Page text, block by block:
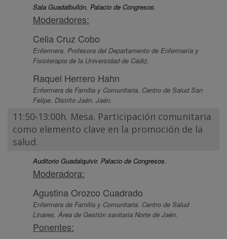
Sala Guadalbullón. Palacio de Congresos.
Moderadores:
Celia Cruz Cobo
Enfermera. Profesora del Departamento de Enfermería y
Fisioterapia de la Universidad de Cádiz.
Raquel Herrero Hahn
Enfermera de Familia y Comunitaria. Centro de Salud San
Felipe. Distrito Jaén. Jaén.
11:50-13:00h. Mesa. Participación comunitaria
como elemento clave en la promoción de la
salud.
Auditorio Guadalquivir. Palacio de Congresos.
Moderadora:
Agustina Orozco Cuadrado
Enfermera de Familia y Comunitaria. Centro de Salud
Linares. Área de Gestión sanitaria Norte de Jaén.
Ponentes: